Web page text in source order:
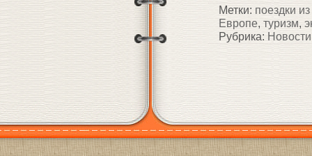
Метки: поездки
Европе, туризм,
Рубрика: Новости